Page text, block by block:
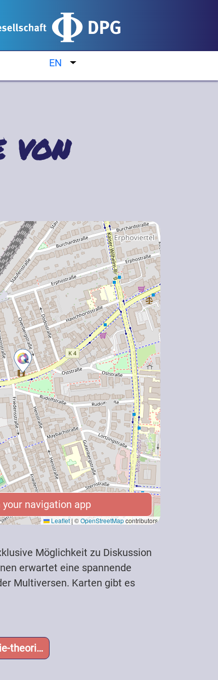
EN List additional actions
von
Leaflet| ©OpenStreetMapcontributors
navigation app
your navigation app
Möglichkeit zu Diskussion
erwartet eine spannende
Multiversen. Karten gibt es
theori…